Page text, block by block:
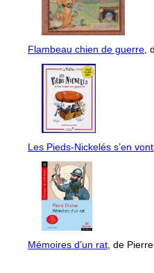
Flambeau chien de guerre
Les Pieds-Nickelés s’en
Mémoires d’un rat , de